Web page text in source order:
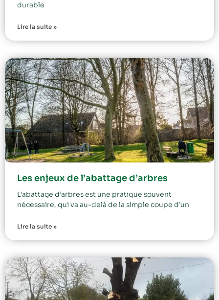
durable
Lire la suite »
Les enjeux de l’abattage d’arbres
L’abattage d’arbres est une pratique souvent
nécessaire, qui va au-delà de la simple coupe d’un
Lire la suite »